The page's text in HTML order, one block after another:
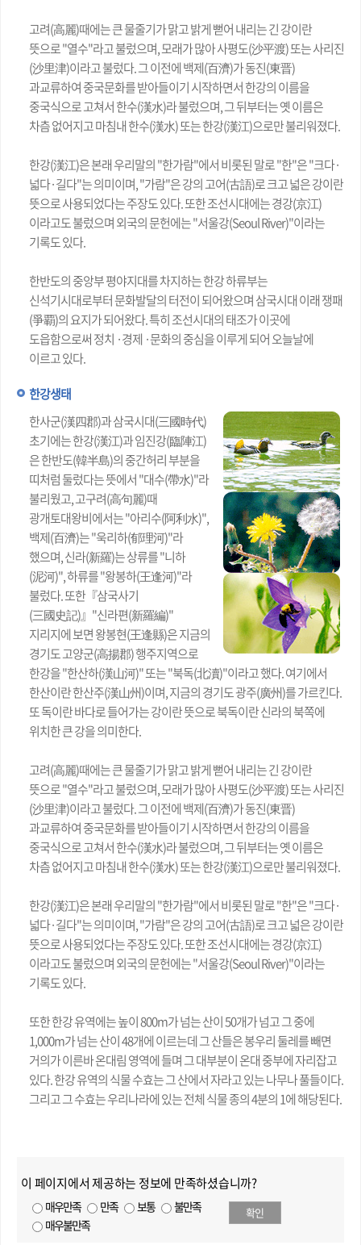
고려(高麗)때에는 큰 물줄기가 맑고 밝게 뻗어 내리는 긴 강이란
뜻으로 "열수"라고 불렀으며, 모래가 많아 사평도(沙平渡) 또는 사리진
(沙里津)이라고 불렀다. 그 이전에 백제(百濟)가 동진(東晋)
과교류하여 중국문화를 받아들이기 시작하면서 한강의 이름을
중국식으로 고쳐서 한수(漢水)라 불렀으며, 그 뒤부터는 옛 이름은
차츰 없어지고 마침내 한수(漢水) 또는 한강(漢江)으로만 불리워졌다.
한강(漢江)은 본래 우리말의 "한가람"에서 비롯된 말로 "한"은 "크다·
넓다·길다"는 의미이며, "가람"은 강의 고어(古語)로 크고 넓은 강이란
뜻으로 사용되었다는 주장도 있다. 또한 조선시대에는 경강(京江)
이라고도 불렀으며 외국의 문헌에는 "서울강(Seoul River)"이라는
기록도 있다.
한반도의 중앙부 평야지대를 차지하는 한강 하류부는
신석기시대로부터 문화발달의 터전이 되어왔으며 삼국시대 이래 쟁패
(爭覇)의 요지가 되어왔다. 특히 조선시대의 태조가 이곳에
도읍함으로써 정치 ·경제 ·문화의 중심을 이루게 되어 오늘날에
이르고 있다.
한강생태
한사군(漢四郡)과 삼국시대(三國時代)
초기에는 한강(漢江)과 임진강(臨陣江)
은 한반도(韓半島)의 중간허리 부분을
띠처럼 둘렀다는 뜻에서 "대수(帶水)"라
불리웠고, 고구려(高句麗)때
광개토대왕비에서는 "아리수(阿利水)",
백제(百濟)는 "욱리하(郁理河)"라
했으며, 신라(新羅)는 상류를 "니하
(泥河)", 하류를 "왕봉하(王逢河)"라
불렀다. 또한『삼국사기
(三國史記)』"신라편(新羅編)"
지리지에 보면 왕봉현(王逢縣)은 지금의
경기도 고양군(高揚郡) 행주지역으로
한강을 "한산하(漢山河)" 또는 "북독(北瀆)"이라고 했다. 여기에서
한산이란 한산주(漢山州)이며, 지금의 경기도 광주(廣州)를 가르킨다.
또 독이란 바다로 들어가는 강이란 뜻으로 북독이란 신라의 북쪽에
위치한 큰 강을 의미한다.
고려(高麗)때에는 큰 물줄기가 맑고 밝게 뻗어 내리는 긴 강이란
뜻으로 "열수"라고 불렀으며, 모래가 많아 사평도(沙平渡) 또는 사리진
(沙里津)이라고 불렀다. 그 이전에 백제(百濟)가 동진(東晋)
과교류하여 중국문화를 받아들이기 시작하면서 한강의 이름을
중국식으로 고쳐서 한수(漢水)라 불렀으며, 그 뒤부터는 옛 이름은
차츰 없어지고 마침내 한수(漢水) 또는 한강(漢江)으로만 불리워졌다.
한강(漢江)은 본래 우리말의 "한가람"에서 비롯된 말로 "한"은 "크다·
넓다·길다"는 의미이며, "가람"은 강의 고어(古語)로 크고 넓은 강이란
뜻으로 사용되었다는 주장도 있다. 또한 조선시대에는 경강(京江)
이라고도 불렀으며 외국의 문헌에는 "서울강(Seoul River)"이라는
기록도 있다.
또한 한강 유역에는 높이 800m가 넘는 산이 50개가 넘고 그 중에
1,000m가 넘는 산이 48개에 이르는데 그 산들은 봉우리 둘레를 빼면
거의가 이른바 온대림 영역에 들며 그 대부분이 온대 중부에 자리잡고
있다. 한강 유역의 식물 수효는 그 산에서 자라고 있는 나무나 풀들이다.
그리고 그 수효는 우리나라에 있는 전체 식물 종의 4분의 1에 해당된다.
이 페이지에서 제공하는 정보에 만족하셨습니까?
매우만족 만족 보통
불만족
매우불만족
확인